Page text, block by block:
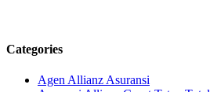
Categories
Agen Allianz Asuransi